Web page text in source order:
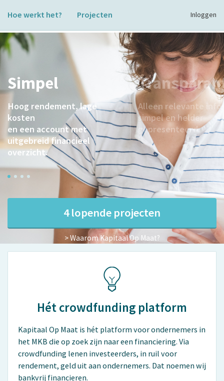
Hoe werkt het? Projecten Inloggen
Simpel
Hoog rendement, lage
kosten
en een account met
uitgebreid financieel
overzicht.
Alleen relevante
simpel en helder
gepresenteerd.
4 lopende projecten
> Waarom Kapitaal Op Maat?
Hét crowdfunding platform
Kapitaal Op Maat is hét platform voor ondernemers in
het MKB die op zoek zijn naar een financiering. Via
crowdfunding lenen investeerders, in ruil voor
rendement, geld uit aan ondernemers. Dat noemen wij
bankvrij financieren.